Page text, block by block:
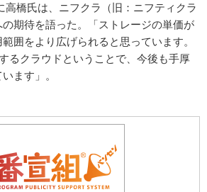
橋氏は、ニフクラ（旧：ニフティクラ
期待を語った。「ストレージの単価が
囲をより広げられると思っています。
るクラウドということで、今後も手厚
ます」。